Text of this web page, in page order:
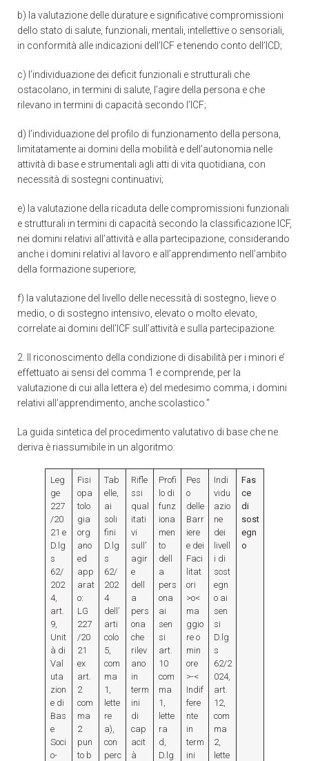
b) la valutazione delle durature e significative compromissioni
dello stato di salute, funzionali, mentali, intellettive o sensoriali,
in conformità alle indicazioni dell’ICF e tenendo conto dell’ICD;
c) l’individuazione dei deficit funzionali e strutturali che
ostacolano, in termini di salute, l’agire della persona e che
rilevano in termini di capacità secondo l’ICF;
d) l’individuazione del profilo di funzionamento della persona,
limitatamente ai domini della mobilità e dell’autonomia nelle
attività di base e strumentali agli atti di vita quotidiana, con
necessità di sostegni continuativi;
e) la valutazione della ricaduta delle compromissioni funzionali
e strutturali in termini di capacità secondo la classificazione ICF,
nei domini relativi all’attività e alla partecipazione, considerando
anche i domini relativi al lavoro e all’apprendimento nell’ambito
della formazione superiore;
f) la valutazione del livello delle necessità di sostegno, lieve o
medio, o di sostegno intensivo, elevato o molto elevato,
correlate ai domini dell’ICF sull’attività e sulla partecipazione.
2. Il riconoscimento della condizione di disabilità per i minori e’
effettuato ai sensi del comma 1 e comprende, per la
valutazione di cui alla lettera e) del medesimo comma, i domini
relativi all’apprendimento, anche scolastico.”
La guida sintetica del procedimento valutativo di base che ne
deriva è riassumibile in un algoritmo:
Leg
ge
227
/20
21 e
D.lg
s
62/
202
4,
art.
9,
Unit
à di
Val
uta
zion
e di
Bas
e
Soci
o-
Fisi
opa
tolo
gia
org
ano
ed
app
arat
o:
LG
227
/20
21
ex
art.
2
com
ma
2
pun
to b
Tab
elle,
ai
soli
fini
D.lg
s
62/
202
4
dell’
arti
colo
5,
com
ma
1,
lette
re
a),
con
perc
Rifle
ssi
qual
itati
vi
sull’
agir
e
dell
a
pers
ona
che
rilev
ano
in
term
ini
di
cap
acit
à
Profi
lo di
funz
iona
men
to
dell
a
pers
ona
ai
sen
si
art.
10
com
ma
1,
lette
ra
d,
D.lg
Pes
o
delle
Barr
iere
e dei
Faci
litat
ori
>o<
ma
ggio
re o
min
ore
>-<
Indif
fere
nte
in
term
ini
Indi
vidu
azio
ne
dei
livell
i di
sost
egn
o ai
sen
si
D.lg
s
62/2
024,
art.
12,
com
ma
2,
lette
Fas
ce
di
sost
egn
o